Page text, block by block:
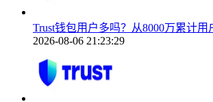
Trust钱包用户多吗？从8000万累计
2026-08-06 21:23:29